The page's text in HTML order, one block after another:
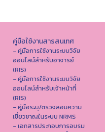
คู่มือใช้งานสารสนเทศ
- คู่มือการใช้งานระบบวิจัย
ออนไลน์สำหรับอาจารย์
(RIS)
- คู่มือการใช้งานระบบวิจัย
ออนไลน์สำหรับเจ้าหน้าที่
(RIS)
- คู่มือระบุ/ตรวจสอบความ
เชี่ยวชาญในระบบ NRMS
- เอกสารประกอบการอบรม